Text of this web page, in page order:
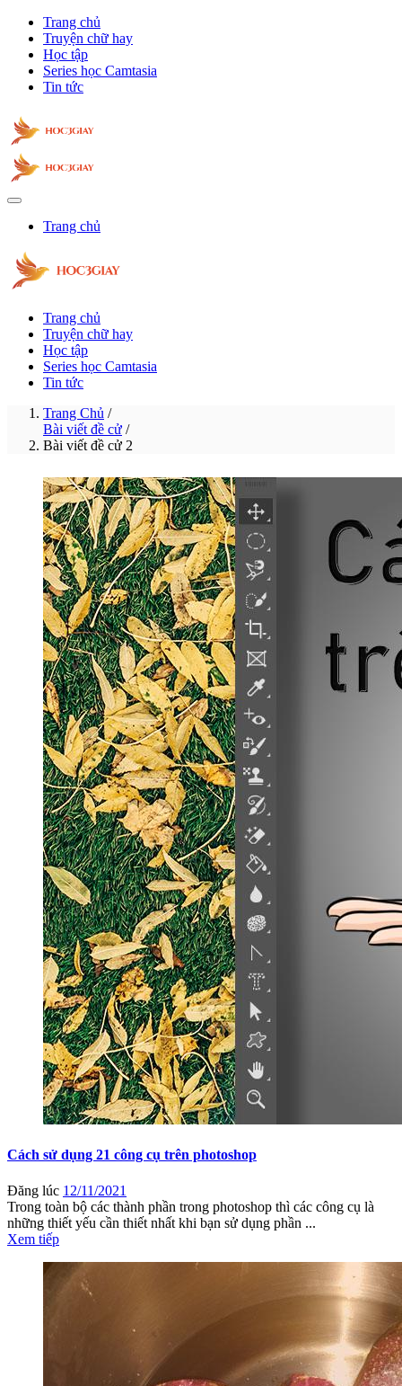
Trang chủ
Truyện chữ hay
Học tập
Series học Camtasia
Tin tức
Trang chủ
Trang chủ
Truyện chữ hay
Học tập
Series học Camtasia
Tin tức
Trang Chủ /
Bài viết đề cử /
Bài viết đề cử 2
Cách sử dụng 21 công cụ trên photoshop
Đăng lúc 12/11/2021
Trong toàn bộ các thành phần trong photoshop thì các công cụ là
những thiết yếu cần thiết nhất khi bạn sử dụng phần ...
Xem tiếp